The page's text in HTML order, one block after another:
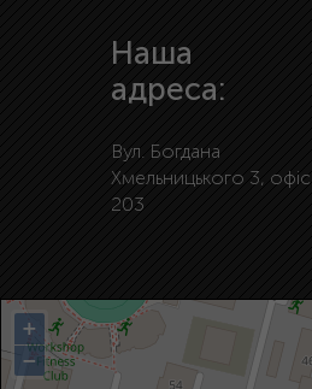
Наша
адреса:
Вул. Богдана
Хмельницького 3, офіс
203
+
−